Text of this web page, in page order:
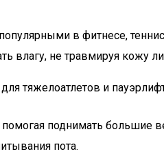
в фитнесе,
влагу, не травмируя кожу
тяжелоатлетов и
поднимать большие
пота.